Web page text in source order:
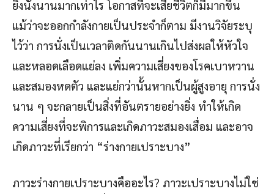
ยิ่งนั่งนานมากเท่าไร โอกาสที่จะเสียชีวิตก็มีมากขึ้น
แม้ว่าจะออกกำลังกายเป็นประจำก็ตาม มีงานวิจัยระบุ
ไว้ว่า การนั่งเป็นเวลาติดกันนานเกินไปส่งผลให้หัวใจ
และหลอดเลือดแย่ลง เพิ่มความเสี่ยงของโรคเบาหวาน
และสมองหดตัว และแย่กว่านั้นหากเป็นผู้สูงอายุ การนั่ง
นาน ๆ จะกลายเป็นสิ่งที่อันตรายอย่างยิ่ง ทำให้เกิด
ความเสี่ยงที่จะพิการและเกิดภาวะสมองเสื่อม และอาจ
เกิดภาวะที่เรียกว่า “ร่างกายเปราะบาง”
ภาวะร่างกายเปราะบางคืออะไร? ภาวะเปราะบางไม่ใช่